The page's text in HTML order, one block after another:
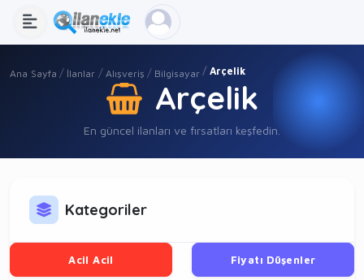
Ana Sayfa İlanlar Alışveriş Bilgisayar Arçelik
Arçelik
En güncel ilanları ve fırsatları keşfedin.
Kategoriler
Acil Acil Fiyatı Düşenler